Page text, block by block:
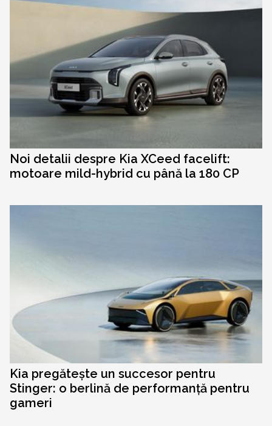
Noi detalii despre Kia XCeed facelift:
motoare mild-hybrid cu până la 180 CP
Kia pregătește un succesor pentru
Stinger: o berlină de performanță pentru
gameri